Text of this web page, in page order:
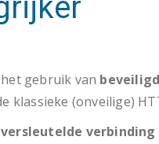
gebruik van
klassieke (onveilige)
versleutelde verbinding